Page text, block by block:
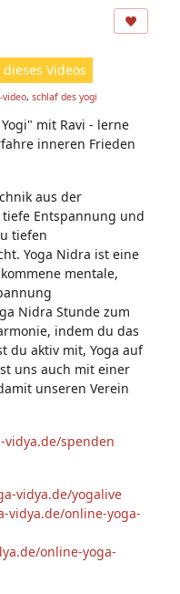
ic
Videos
video, schlaf des yogi
mit Ravi - lerne
inneren Frieden
aus der
Entspannung und
tiefen
Yoga Nidra ist eine
mentale,
Nidra Stunde zum
indem du das
du aktiv mit, Yoga auf
uns auch mit einer
unseren Verein
vidya.de/spenden​
vidya.de/yogalive
vidya.de/online-yoga-
online-yoga-